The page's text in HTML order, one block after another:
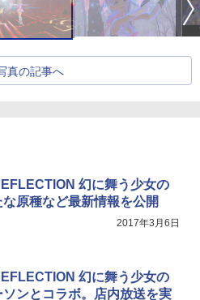
真の記事へ
幻に舞う少女の
原種など最新情報を公開
2017年3月6日
幻に舞う少女の
ンとコラボ。店内放送を実